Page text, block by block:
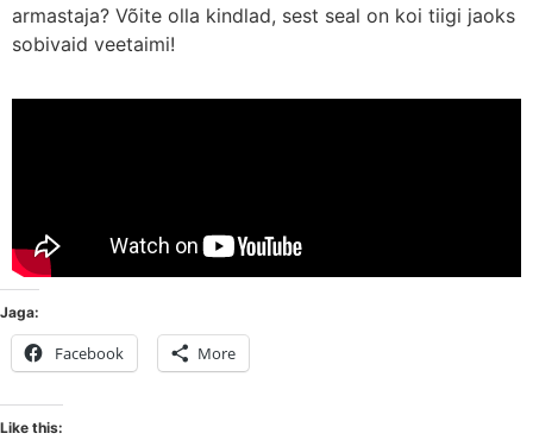
armastaja? Võite olla kindlad, sest seal on koi tiigi jaoks
sobivaid veetaimi!
Jaga:
Facebook More
Like this: